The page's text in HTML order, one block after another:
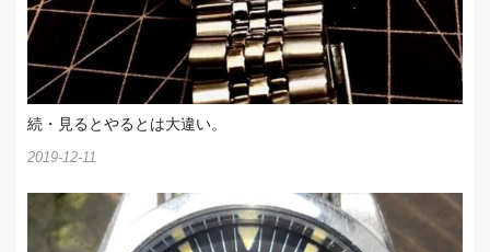
続・見るとやるとは大違い。
2019-12-11